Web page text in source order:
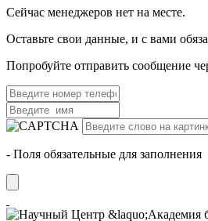
Cейчас менеджеров нет на месте.
Оставьте свои данные, и с вами
Попробуйте отправить сообщение
- Поля обязательные для заполнения